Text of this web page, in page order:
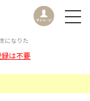
になりた
は不要